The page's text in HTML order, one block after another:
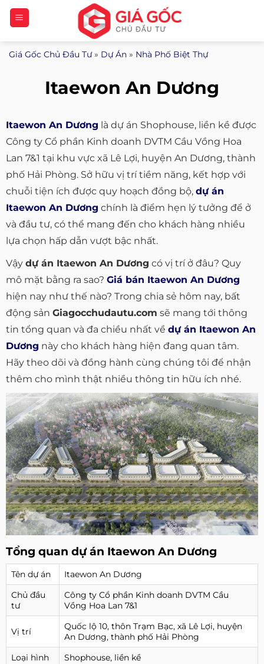
Bỏ
qua
nội
dung
Giá Gốc Chủ Đầu Tư» Dự Án » Nhà Phố Biệt Thự
Itaewon An Dương
Itaewon An Dương là dự án Shophouse, liền kề được
Công ty Cổ phần Kinh doanh DVTM Cầu Vồng Hoa
Lan 7&1 tại khu vực xã Lê Lợi, huyện An Dương, thành
phố Hải Phòng. Sở hữu vị trí tiềm năng, kết hợp với
chuỗi tiện ích được quy hoạch đồng bộ, dự án
Itaewon An Dương chính là điểm hẹn lý tưởng để ở
và đầu tư, có thể mang đến cho khách hàng nhiều
lựa chọn hấp dẫn vượt bậc nhất.
Vậy dự án Itaewon An Dương có vị trí ở đâu? Quy
mô mặt bằng ra sao? Giá bán Itaewon An Dương
hiện nay như thế nào? Trong chia sẻ hôm nay, bất
động sản Giagocchudautu.com sẽ mang tới thông
tin tổng quan và đa chiều nhất về dự án Itaewon An
Dương này cho khách hàng hiện đang quan tâm.
Hãy theo dõi và đồng hành cùng chúng tôi để nhận
thêm cho mình thật nhiều thông tin hữu ích nhé.
Tổng quan dự án Itaewon An Dương
Tên dự án
Itaewon An Dương
Chủ đầu
tư
Công ty Cổ phần Kinh doanh DVTM Cầu
Vồng Hoa Lan 7&1
Vị trí
Quốc lộ 10, thôn Trạm Bạc, xã Lê Lợi, huyện
An Dương, thành phố Hải Phòng
Loại hình
Shophouse, liền kề